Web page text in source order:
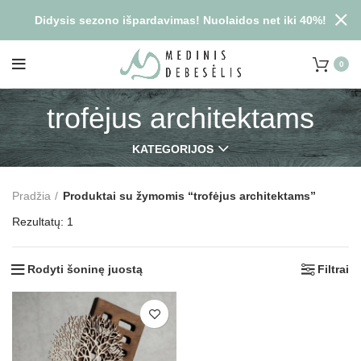
0
trofėjus architektams
KATEGORIJOS
Pradžia
Produktai su žymomis “trofėjus architektams”
Rezultatų: 1
Rodyti šoninę juostą Filtrai
Didysis sezono išpardavimas! Nuolaidos net iki 40%!